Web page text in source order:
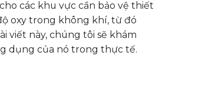
các khu vực cần bảo vệ thiết
oxy trong không khí, từ đó
viết này, chúng tôi sẽ khám
dụng của nó trong thực tế.